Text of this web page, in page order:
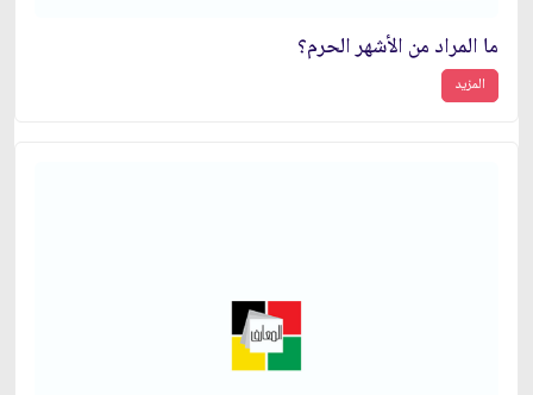
ما المراد من الأشهر الحرم؟
المزيد